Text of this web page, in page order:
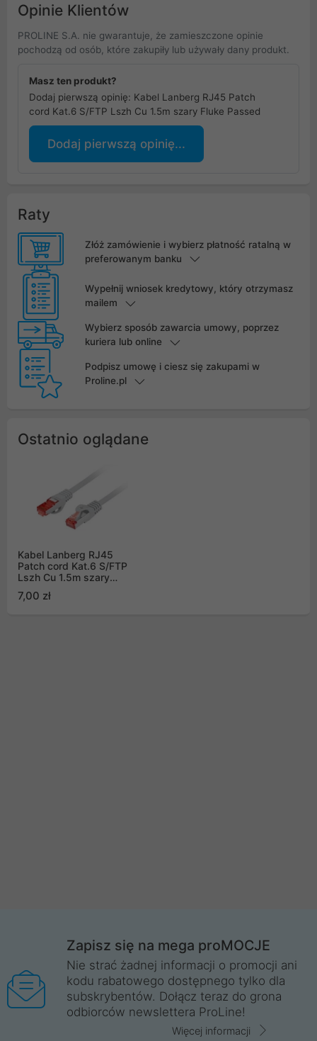
Opinie Klientów
PROLINE S.A. nie gwarantuje, że zamieszczone opinie
pochodzą od osób, które zakupiły lub używały dany produkt.
Masz ten produkt?
Dodaj pierwszą opinię: Kabel Lanberg RJ45 Patch
cord Kat.6 S/FTP Lszh Cu 1.5m szary Fluke Passed
Dodaj pierwszą opinię...
Raty
Złóż zamówienie i wybierz płatność ratalną w
preferowanym banku
Wypełnij wniosek kredytowy, który otrzymasz
mailem
Wybierz sposób zawarcia umowy, poprzez
kuriera lub online
Podpisz umowę i ciesz się zakupami w
Proline.pl
Ostatnio oglądane
Kabel Lanberg RJ45
Patch cord Kat.6 S/FTP
Lszh Cu 1.5m szary
7,00 zł
Zapisz się na mega proMOCJE
Nie strać żadnej informacji o promocji ani
kodu rabatowego dostępnego tylko dla
subskrybentów. Dołącz teraz do grona
odbiorców newslettera ProLine!
Więcej informacji